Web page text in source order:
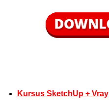
Kursus SketchUp + Vray